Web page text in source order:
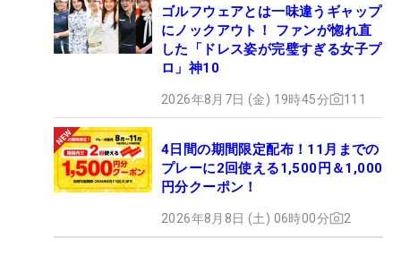
ゴルフウェアとは一味違うギャップ
にノックアウト！ ファンが惚れ直
した「ドレス姿が完璧すぎる女子プ
ロ」神10
2026年8月7日 (金) 19時45分 111
4日間の期間限定配布！11月までの
プレーに2回使える1,500円＆1,000
円分クーポン！
2026年8月8日 (土) 06時00分 2